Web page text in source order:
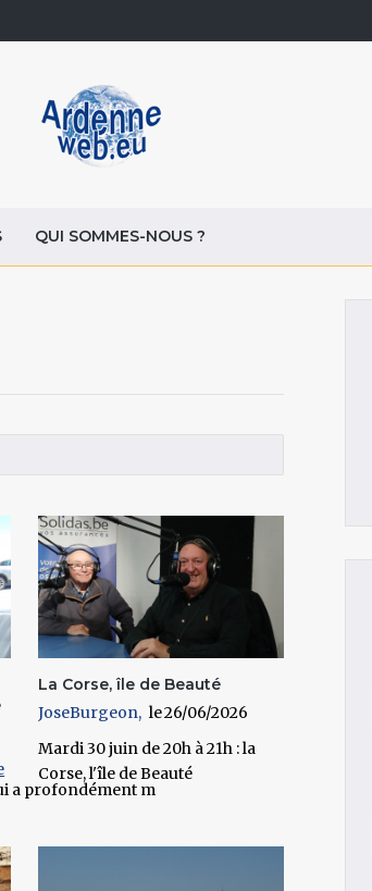
QUI SOMMES-NOUS ?
a profondément m
La Corse, île de Beauté
JoseBurgeon
26/06/2026
Mardi 30 juin de 20h à 21h : la
Corse, l'île de Beauté